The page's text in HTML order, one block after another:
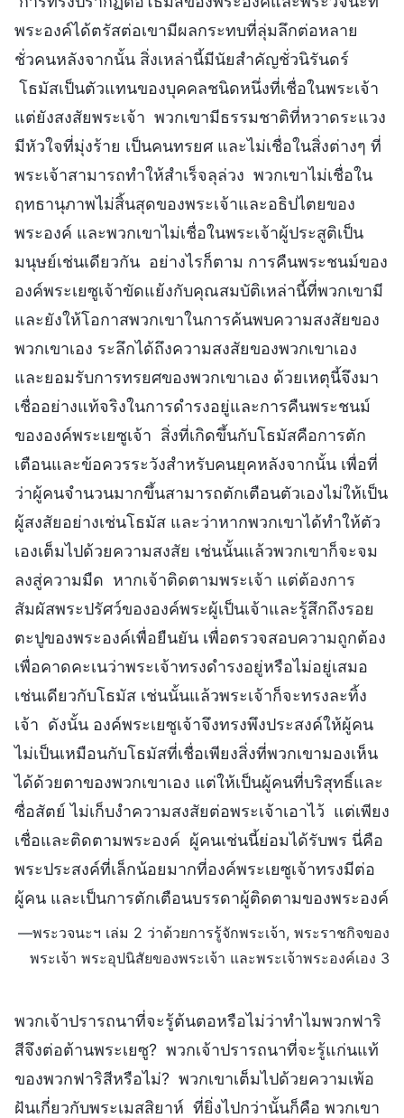
พระองค์ได้ตรัสต่อเขามีผลกระทบที่ลุ่มลึกต่อหลาย
ชั่วคนหลังจากนั้น สิ่งเหล่านี้มีนัยสำคัญชั่วนิรันดร์
โธมัสเป็นตัวแทนของบุคคลชนิดหนึ่งที่เชื่อในพระเจ้า
แต่ยังสงสัยพระเจ้า พวกเขามีธรรมชาติที่หวาดระแวง
มีหัวใจที่มุ่งร้าย เป็นคนทรยศ และไม่เชื่อในสิ่งต่างๆ ที่
พระเจ้าสามารถทำให้สำเร็จลุล่วง พวกเขาไม่เชื่อใน
ฤทธานุภาพไม่สิ้นสุดของพระเจ้าและอธิปไตยของ
พระองค์ และพวกเขาไม่เชื่อในพระเจ้าผู้ประสูติเป็น
มนุษย์เช่นเดียวกัน อย่างไรก็ตาม การคืนพระชนม์ของ
องค์พระเยซูเจ้าขัดแย้งกับคุณสมบัติเหล่านี้ที่พวกเขามี
และยังให้โอกาสพวกเขาในการค้นพบความสงสัยของ
พวกเขาเอง ระลึกได้ถึงความสงสัยของพวกเขาเอง
และยอมรับการทรยศของพวกเขาเอง ด้วยเหตุนี้จึงมา
เชื่ออย่างแท้จริงในการดำรงอยู่และการคืนพระชนม์
ขององค์พระเยซูเจ้า สิ่งที่เกิดขึ้นกับโธมัสคือการตัก
เตือนและข้อควรระวังสำหรับคนยุคหลังจากนั้น เพื่อที่
ว่าผู้คนจำนวนมากขึ้นสามารถตักเตือนตัวเองไม่ให้เป็น
ผู้สงสัยอย่างเช่นโธมัส และว่าหากพวกเขาได้ทำให้ตัว
เองเต็มไปด้วยความสงสัย เช่นนั้นแล้วพวกเขาก็จะจม
ลงสู่ความมืด หากเจ้าติดตามพระเจ้า แต่ต้องการ
สัมผัสพระปรัศว์ขององค์พระผู้เป็นเจ้าและรู้สึกถึงรอย
ตะปูของพระองค์เพื่อยืนยัน เพื่อตรวจสอบความถูกต้อง
เพื่อคาดคะเนว่าพระเจ้าทรงดำรงอยู่หรือไม่อยู่เสมอ
เช่นเดียวกับโธมัส เช่นนั้นแล้วพระเจ้าก็จะทรงละทิ้ง
เจ้า ดังนั้น องค์พระเยซูเจ้าจึงทรงพึงประสงค์ให้ผู้คน
ไม่เป็นเหมือนกับโธมัสที่เชื่อเพียงสิ่งที่พวกเขามองเห็น
ได้ด้วยตาของพวกเขาเอง แต่ให้เป็นผู้คนที่บริสุทธิ์และ
ซื่อสัตย์ ไม่เก็บงำความสงสัยต่อพระเจ้าเอาไว้ แต่เพียง
เชื่อและติดตามพระองค์ ผู้คนเช่นนี้ย่อมได้รับพร นี่คือ
พระประสงค์ที่เล็กน้อยมากที่องค์พระเยซูเจ้าทรงมีต่อ
ผู้คน และเป็นการตักเตือนบรรดาผู้ติดตามของพระองค์
—พระวจนะฯ เล่ม 2 ว่าด้วยการรู้จักพระเจ้า, พระราชกิจของ
พระเจ้า พระอุปนิสัยของพระเจ้า และพระเจ้าพระองค์เอง 3
พวกเจ้าปรารถนาที่จะรู้ต้นตอหรือไม่ว่าทำไมพวกฟาริ
สีจึงต่อต้านพระเยซู? พวกเจ้าปรารถนาที่จะรู้แก่นแท้
ของพวกฟาริสีหรือไม่? พวกเขาเต็มไปด้วยความเพ้อ
ฝันเกี่ยวกับพระเมสสิยาห์ ที่ยิ่งไปกว่านั้นก็คือ พวกเขา